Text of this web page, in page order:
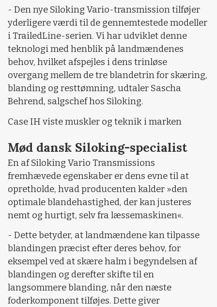
- Den nye Siloking Vario-transmission tilføjer
yderligere værdi til de gennemtestede modeller
i TrailedLine-serien. Vi har udviklet denne
teknologi med henblik på landmændenes
behov, hvilket afspejles i dens trinløse
overgang mellem de tre blandetrin for skæring,
blanding og resttømning, udtaler Sascha
Behrend, salgschef hos Siloking.
Case IH viste muskler og teknik i marken
Mød dansk Siloking-specialist
En af Siloking Vario Transmissions
fremhævede egenskaber er dens evne til at
opretholde, hvad producenten kalder »den
optimale blandehastighed, der kan justeres
nemt og hurtigt, selv fra læssemaskinen«.
- Dette betyder, at landmændene kan tilpasse
blandingen præcist efter deres behov, for
eksempel ved at skære halm i begyndelsen af
blandingen og derefter skifte til en
langsommere blanding, når den næste
foderkomponent tilføjes. Dette giver